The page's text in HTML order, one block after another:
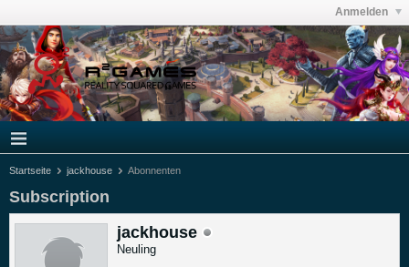
Anmelden
Startseite jackhouse Abonnenten
Subscription
jackhouse
Neuling